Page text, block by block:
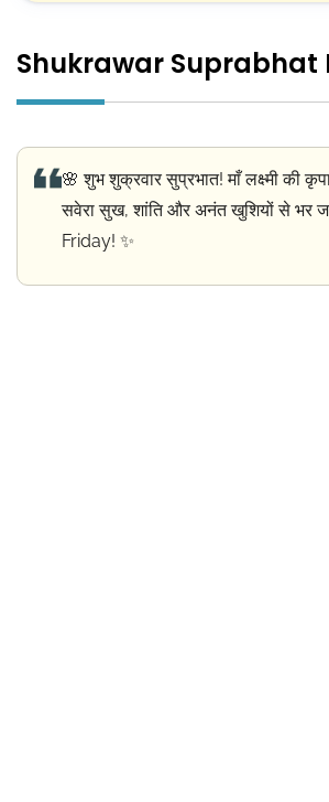
Shukrawar Suprabhat
🌸 शुभ शुक्रवार सुप्रभात! माँ लक्ष्मी की
सवेरा सुख, शांति और अनंत खुशियों से भर
Friday! ✨